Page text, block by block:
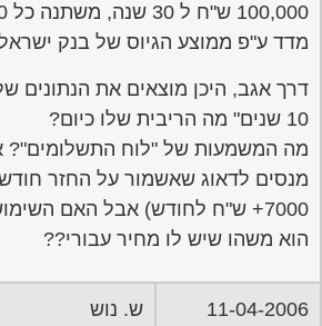
מדד ע"פ ממוצע הגיוס של בנק ישראל ל 10
דרך אגב, היכן מוצאים את הנתונים
10 שנים" מה הריבית שלו כיום?
מה המשמעות של "לוח התשלומים"?
מנסים לדאוג שאשמור על החזר
7000+ ש"ח לחודש) אבל האם
הוא משהו שיש לו מחיר עבורי??
11-04-2006
ש. נוש